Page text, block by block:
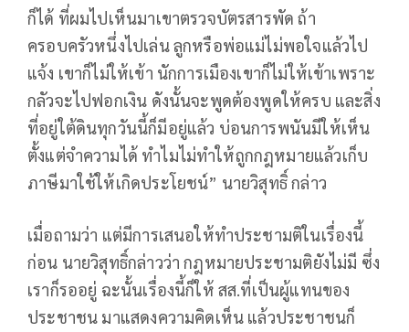
ก็ได้ ที่ผมไปเห็นมาเขาตรวจบัตรสารพัด ถ้า
ครอบครัวหนึ่งไปเล่น ลูกหรือพ่อแม่ไม่พอใจแล้วไป
แจ้ง เขาก็ไม่ให้เข้า นักการเมืองเขาก็ไม่ให้เข้าเพราะ
กลัวจะไปฟอกเงิน ดังนั้นจะพูดต้องพูดให้ครบ และสิ่ง
ที่อยู่ใต้ดินทุกวันนี้ก็มีอยู่แล้ว บ่อนการพนันมีให้เห็น
ตั้งแต่จำความได้ ทำไมไม่ทำให้ถูกกฎหมายแล้วเก็บ
ภาษีมาใช้ให้เกิดประโยชน์” นายวิสุทธิ์ กล่าว
เมื่อถามว่า แต่มีการเสนอให้ทำประชามติในเรื่องนี้
ก่อน นายวิสุทธิ์กล่าวว่า กฎหมายประชามติยังไม่มี ซึ่ง
เราก็รออยู่ ฉะนั้นเรื่องนี้ก็ให้ สส.ที่เป็นผู้แทนของ
ประชาชน มาแสดงความคิดเห็น แล้วประชาชนก็